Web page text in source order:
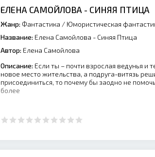
ЕЛЕНА САМОЙЛОВА - СИНЯЯ ПТИЦА
Жанр: Фантастика / Юмористическая
Название: Елена Самойлова - Синяя Птица
Автор: Елена Самойлова
Описание: Если ты – почти взрослая ведунья и
новое место жительства, а подруга-витязь
присоединиться, то почему бы заодно не
более